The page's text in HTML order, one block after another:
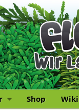
Shop Wiki